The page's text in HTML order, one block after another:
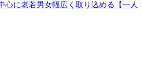
心に老若男女幅広く取り込める【一人